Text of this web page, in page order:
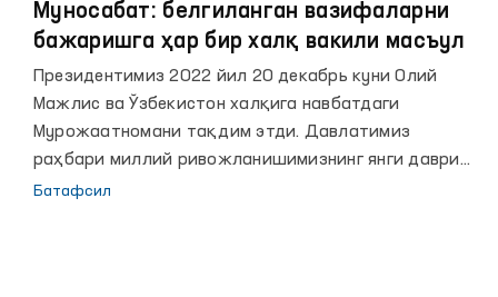
Муносабат: белгиланган вазифаларни
бажаришга ҳар бир халқ вакили масъул
Президентимиз 2022 йил 20 декабрь куни Олий
Мажлис ва Ўзбекистон халқига навбатдаги
Мурожаатномани тақдим этди. Давлатимиз
раҳбари миллий ривожланишимизнинг янги даври
бошлангани, аҳолимиз сони 36 миллиондан
Батафсил